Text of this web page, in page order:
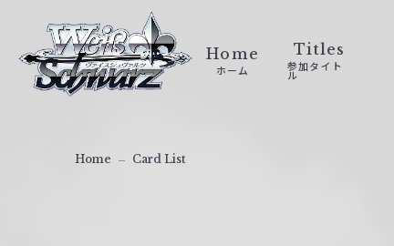
ァ
Home
ホーム
Titles
参加タイト
ル
Home Card List